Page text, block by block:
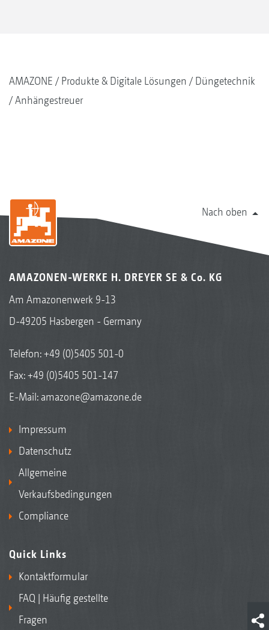
AMAZONE Produkte & Digitale Lösungen
Düngetechnik
Anhängestreuer
Nach oben
AMAZONEN-WERKE H. DREYER SE & Co. KG
Am Amazonenwerk 9-13
D-49205 Hasbergen - Germany
Telefon:+49 (0)5405 501-0
Fax: +49 (0)5405 501-147
E-Mail: amazone@amazone.de
Impressum
Datenschutz
Allgemeine
Verkaufsbedingungen
Compliance
Quick Links
Kontaktformular
FAQ | Häufig gestellte
Fragen